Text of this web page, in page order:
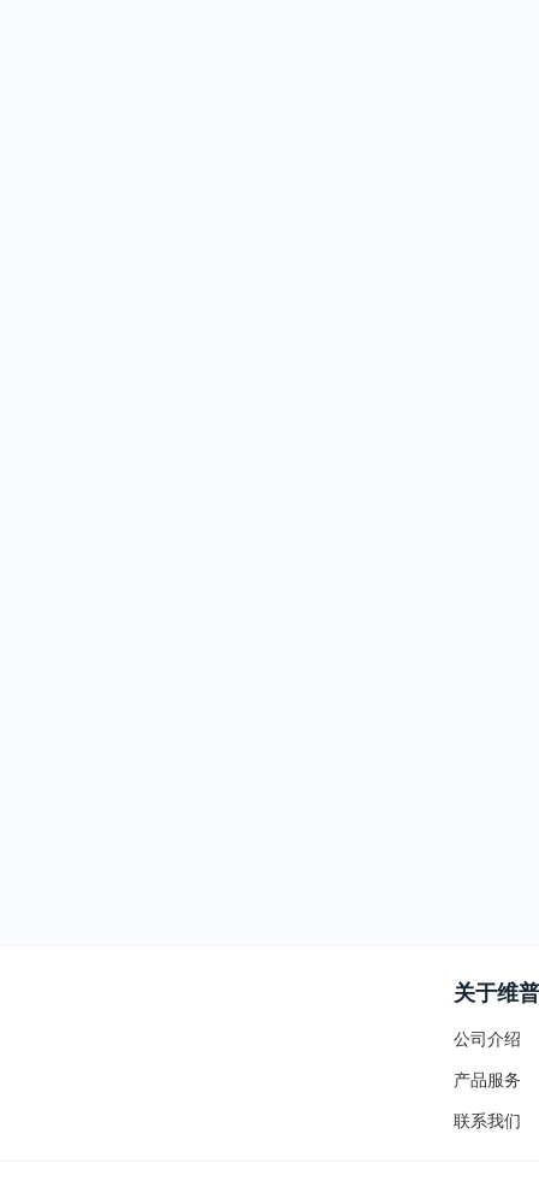
关于维普
公司介绍
产品服务
联系我们